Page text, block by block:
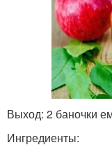
Выход: 2 баночки
Ингредиенты: